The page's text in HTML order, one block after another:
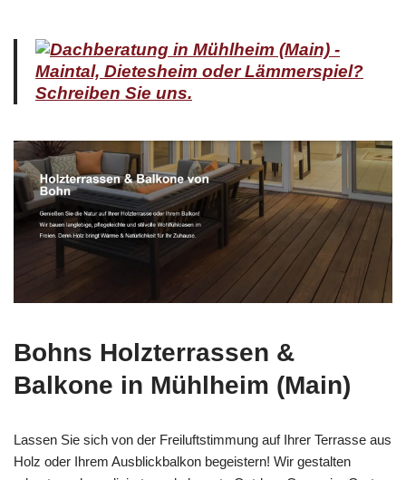
Bohns Holzterrassen &
Balkone in Mühlheim (Main)
Lassen Sie sich von der Freiluftstimmung auf Ihrer Terrasse aus
Holz oder Ihrem Ausblickbalkon begeistern! Wir gestalten